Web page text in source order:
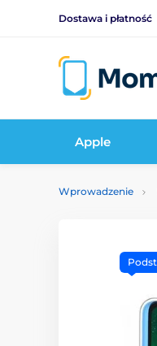
Dostawa i płatność
Apple
Wprowadzenie